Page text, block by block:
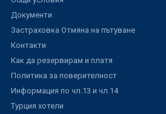
Документи
Застраховка Отмяна на пътуване
Контакти
Как да резервирам и платя
Политика за поверителност
Информация по чл.13 и чл.14
Турция хотели